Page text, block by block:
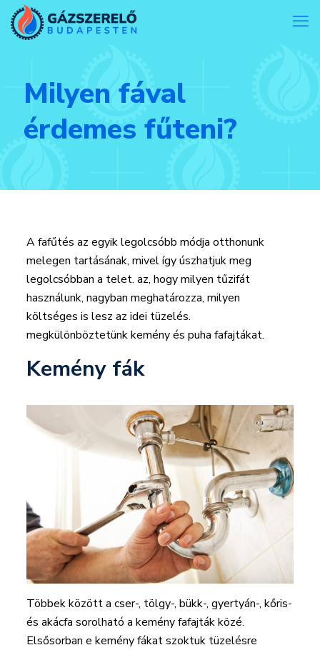
Milyen fával
érdemes fűteni?
A fafűtés az egyik legolcsóbb módja otthonunk
melegen tartásának, mivel így úszhatjuk meg
legolcsóbban a telet. az, hogy milyen tűzifát
használunk, nagyban meghatározza, milyen
költséges is lesz az idei tüzelés.
megkülönböztetünk kemény és puha fafajtákat.
Kemény fák
Többek között a cser-, tölgy-, bükk-, gyertyán-, kőris-
és akácfa sorolható a kemény fafajták közé.
Elsősorban e kemény fákat szoktuk tüzelésre